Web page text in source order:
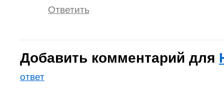
Ответить
Добавить комментарий для
ответ